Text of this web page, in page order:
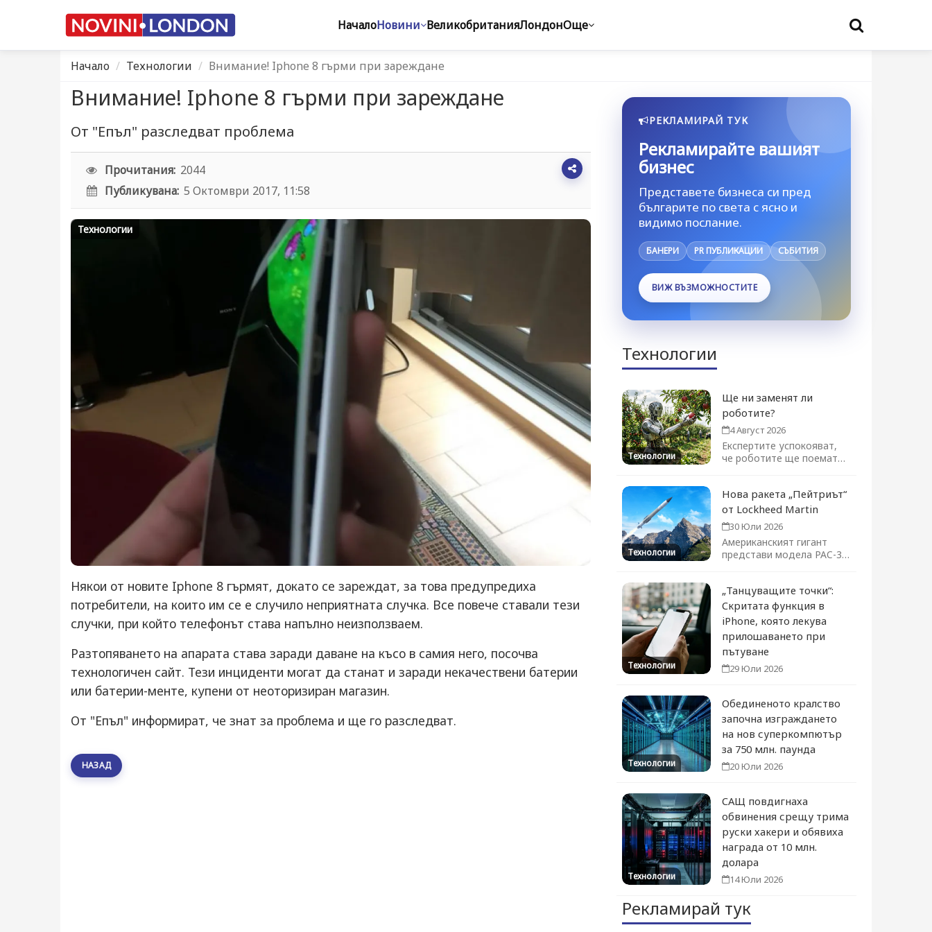
НачалоНовини ВеликобританияЛондонОще
Начало Технологии Внимание! Iphone 8 гърми при зареждане
Внимание! Iphone 8 гърми при зареждане
От "Епъл" разследват проблема
Прочитания: 2044
Публикувана: 5 Октомври 2017, 11:58
Технологии
Някои от новите Iphone 8 гърмят, докато се зареждат, за това предупредиха
потребители, на които им се е случило неприятната случка. Все повече ставали тези
случки, при който телефонът става напълно неизползваем.
Разтопяването на апарата става заради даване на късо в самия него, посочва
технологичен сайт. Тези инциденти могат да станат и заради некачествени батерии
или батерии-менте, купени от неоторизиран магазин.
От "Епъл" информират, че знат за проблема и ще го разследват.
НАЗАД
РЕКЛАМИРАЙ ТУК
Рекламирайте вашият
бизнес
Представете бизнеса си пред
българите по света с ясно и
видимо послание.
БАНЕРИ PR ПУБЛИКАЦИИ СЪБИТИЯ
ВИЖ ВЪЗМОЖНОСТИТЕ
Технологии
Технологии
Ще ни заменят ли
роботите?
4 Август 2026
Експертите успокояват,
че роботите ще поемат
Технологии
Нова ракета „Пейтриът“
от Lockheed Martin
30 Юли 2026
Американският гигант
представи модела PAC-3
прехващач...
Технологии
„Танцуващите точки“:
Скритата функция в
iPhone, която лекува
прилошаването при
пътуване
29 Юли 2026
Технологии
Обединеното кралство
започна изграждането
на нов суперкомпютър
за 750 млн. паунда
20 Юли 2026
Технологии
САЩ повдигнаха
обвинения срещу трима
руски хакери и обявиха
награда от 10 млн.
долара
14 Юли 2026
Рекламирай тук